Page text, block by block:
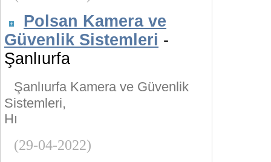
Polsan Kamera ve
Güvenlik Sistemleri -
Şanlıurfa
Şanlıurfa Kamera ve Güvenlik
Sistemleri,
Hı
(29-04-2022)